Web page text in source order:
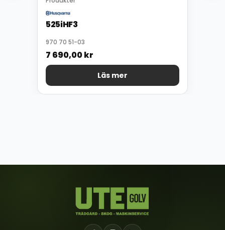
525iHF3
970 70 51-03
7 690,00kr
Läs mer